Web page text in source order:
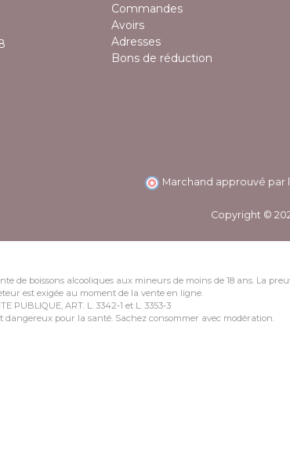
Commandes
Avoirs
Adresses
Bons de réduction
Marchand approuvé par
Copyright ©
de boissons alcooliques aux mineurs de moins de 18 ans. La
est exigée au moment de la vente en ligne.
PUBLIQUE, ART. L. 3342-1 et L. 3353-3
dangereux pour la santé. Sachez consommer avec modération.